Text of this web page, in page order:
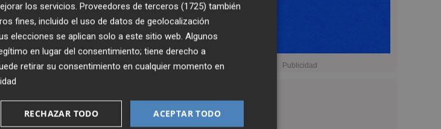
los servicios. Proveedores de terceros (1725) también
fines, incluido el uso de datos de geolocalización
elecciones se aplican solo a este sitio web. Algunos
en lugar del consentimiento; tiene derecho a
retirar su consentimiento en cualquier momento en
ACEPTAR TODO
RECHAZAR TODO